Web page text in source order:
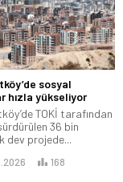
sosyal
hızla yükseliyor
TOKİ tarafından
36 bin
dev projede...
168